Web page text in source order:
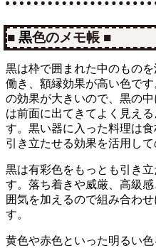
■ 黒色のメモ帳 ■
黒は枠で囲まれた中のもの
働き、額縁効果が高い色で
の効果が大きいので、黒の
は前面に出てきてよく見える
す。黒い器に入った料理は
引き立たせる効果を活用して
黒は有彩色をもっとも引き
す。落ち着きや威厳、高級
囲気を加えるので組み合わ
す。
黄色や赤色といった明るい